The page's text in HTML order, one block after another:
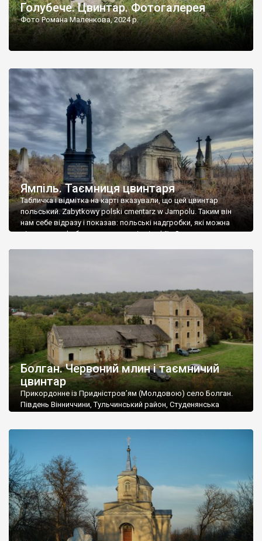
Голубече. Цвинтар. Фотогалерея
Фото Романа Маленкова, 2024 р.
Ямпіль. Таємниця цвинтаря
Табличка і відмітка на карті вказували, що цей цвинтар
польський. Zabytkowy polski cmentarz w Jampolu. Таким він
нам себе відразу і показав: польські надгробки, які можна
віднести до фабричних, польські епітафії… Загалом цвинтар
Болган. Червоний млин і таємничий
цвинтар
Прикордонне із Придністров’ям (Молдовою) село Болган.
Південь Вінниччини, Тульчинський район, Студенянська
старовинний цвинтар із кам’яними хрестами. Всі епітафії, які
збереглися, написані кирилицею, церковнослов’янською
мовою. За всіма традиційними ознаками – цвинтар
український. Хрести датуються 19 століттям. У 1924-1940
роках Болган […]